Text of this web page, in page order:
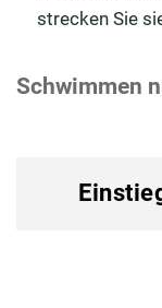
strecken Sie
Schwimmen